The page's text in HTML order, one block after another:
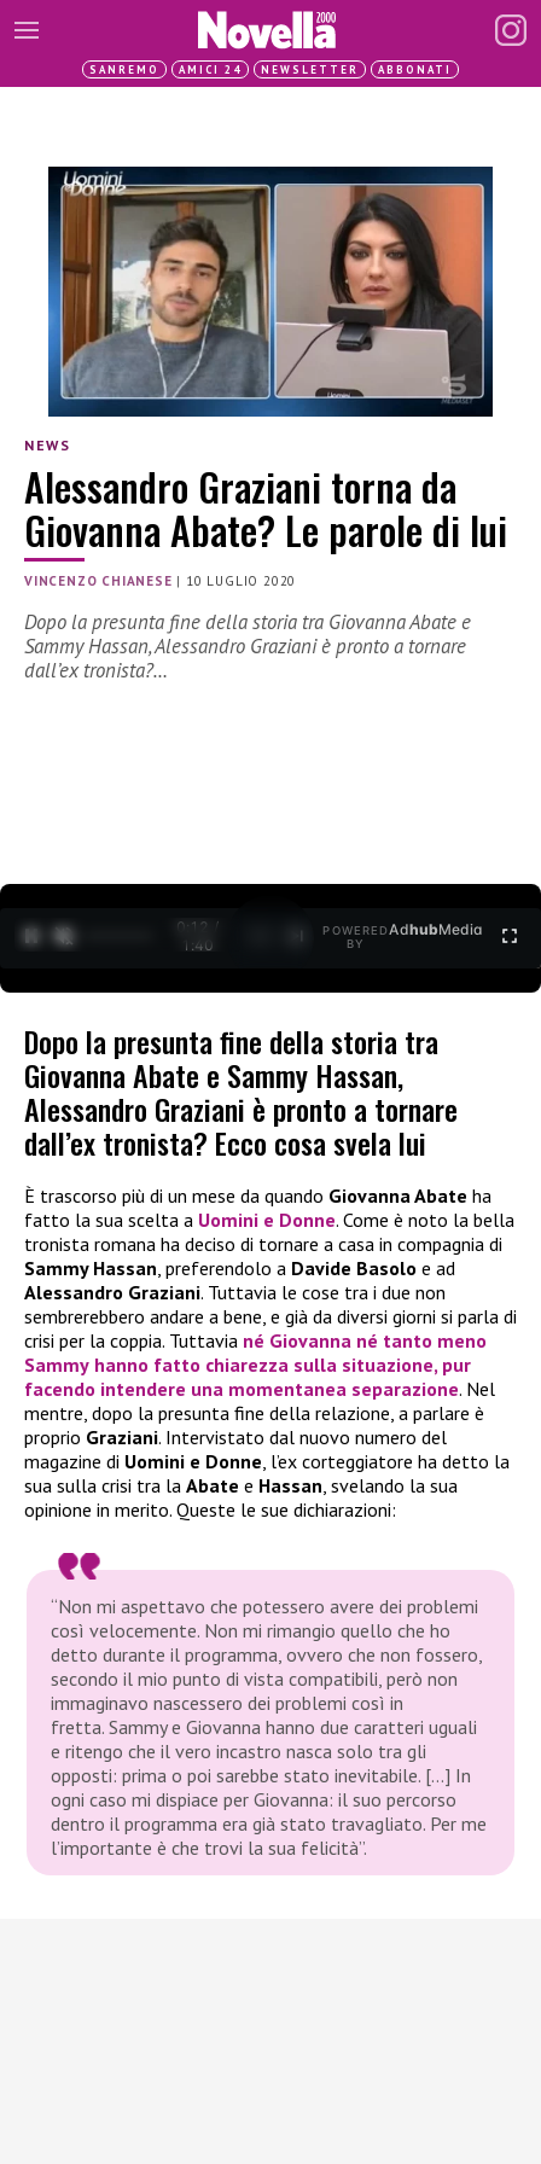
SANREMO AMICI 24 NEWSLETTER ABBONATI
NEWS
Alessandro Graziani torna da
Giovanna Abate? Le parole di lui
VINCENZO CHIANESE | 10 LUGLIO 2020
Dopo la presunta fine della storia tra Giovanna Abate e
Sammy Hassan, Alessandro Graziani è pronto a tornare
dall’ex tronista?…
0:12 /
1:40
POWERED
BY
AdhubMedia
Dopo la presunta fine della storia tra
Giovanna Abate e Sammy Hassan,
Alessandro Graziani è pronto a tornare
dall’ex tronista? Ecco cosa svela lui
È trascorso più di un mese da quando Giovanna Abate ha
fatto la sua scelta a Uomini e Donne. Come è noto la bella
tronista romana ha deciso di tornare a casa in compagnia di
Sammy Hassan, preferendolo a Davide Basolo e ad
Alessandro Graziani. Tuttavia le cose tra i due non
sembrerebbero andare a bene, e già da diversi giorni si parla di
crisi per la coppia. Tuttavia né Giovanna né tanto meno
Sammy hanno fatto chiarezza sulla situazione, pur
facendo intendere una momentanea separazione. Nel
mentre, dopo la presunta fine della relazione, a parlare è
proprio Graziani. Intervistato dal nuovo numero del
magazine di Uomini e Donne, l’ex corteggiatore ha detto la
sua sulla crisi tra la Abate e Hassan, svelando la sua
opinione in merito. Queste le sue dichiarazioni:
“Non mi aspettavo che potessero avere dei problemi
così velocemente. Non mi rimangio quello che ho
detto durante il programma, ovvero che non fossero,
secondo il mio punto di vista compatibili, però non
immaginavo nascessero dei problemi così in
fretta. Sammy e Giovanna hanno due caratteri uguali
e ritengo che il vero incastro nasca solo tra gli
opposti: prima o poi sarebbe stato inevitabile. […] In
ogni caso mi dispiace per Giovanna: il suo percorso
dentro il programma era già stato travagliato. Per me
l’importante è che trovi la sua felicità”.